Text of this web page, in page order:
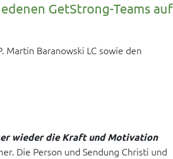
GetStrong-Teams auf
Baranowski LC sowie den
wieder die Kraft und Motivation
Die Person und Sendung Christi und